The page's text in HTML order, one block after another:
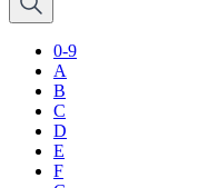
0-9
A
B
C
D
E
F